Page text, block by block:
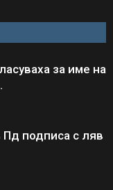
за име на
подписа с ляв